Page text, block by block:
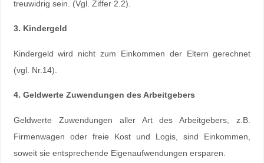
treuwidrig sein. (Vgl. Ziffer 2.2).
3. Kindergeld
Kindergeld wird nicht zum Einkommen der Eltern gerechnet
(vgl. Nr.14).
4. Geldwerte Zuwendungen des Arbeitgebers
Geldwerte Zuwendungen aller Art des Arbeitgebers, z.B.
Firmenwagen oder freie Kost und Logis, sind Einkommen,
soweit sie entsprechende Eigenaufwendungen ersparen.